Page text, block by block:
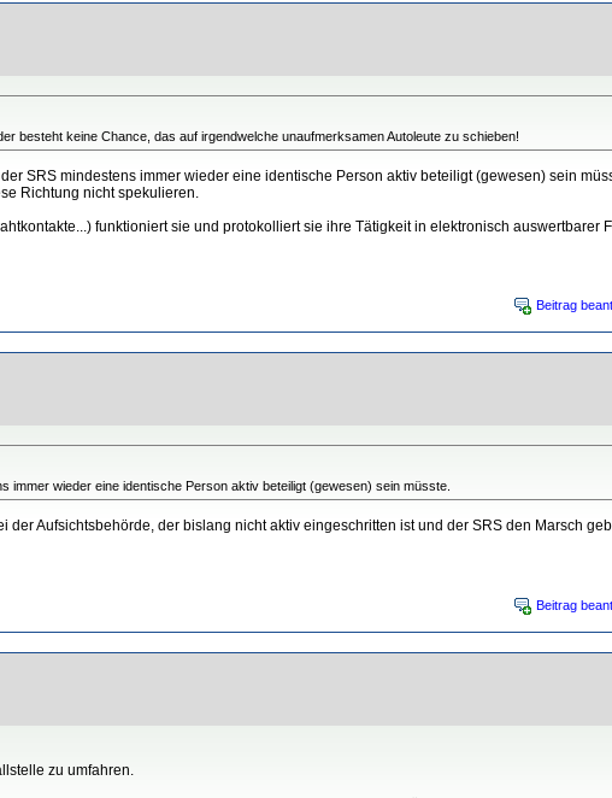
besteht keine Chance, das auf irgendwelche unaufmerksamen Autoleute zu schieben!
SRS mindestens immer wieder eine identische Person aktiv beteiligt (gewesen) sein
Richtung nicht spekulieren.
funktioniert sie und protokolliert sie ihre Tätigkeit in elektronisch auswertbarer
Beitrag
immer wieder eine identische Person aktiv beteiligt (gewesen) sein müsste.
Aufsichtsbehörde, der bislang nicht aktiv eingeschritten ist und der SRS den Marsch
Beitrag
zu umfahren.